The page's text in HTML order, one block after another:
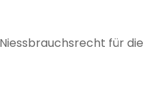
für die